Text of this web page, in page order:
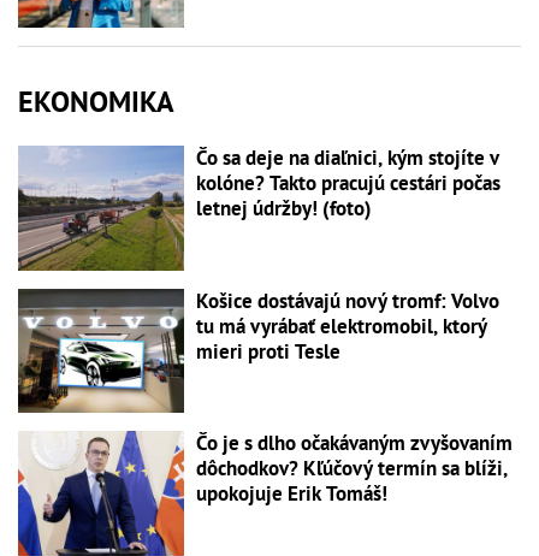
EKONOMIKA
Čo sa deje na diaľnici, kým stojíte v
kolóne? Takto pracujú cestári počas
letnej údržby! (foto)
Košice dostávajú nový tromf: Volvo
tu má vyrábať elektromobil, ktorý
mieri proti Tesle
Čo je s dlho očakávaným zvyšovaním
dôchodkov? Kľúčový termín sa blíži,
upokojuje Erik Tomáš!